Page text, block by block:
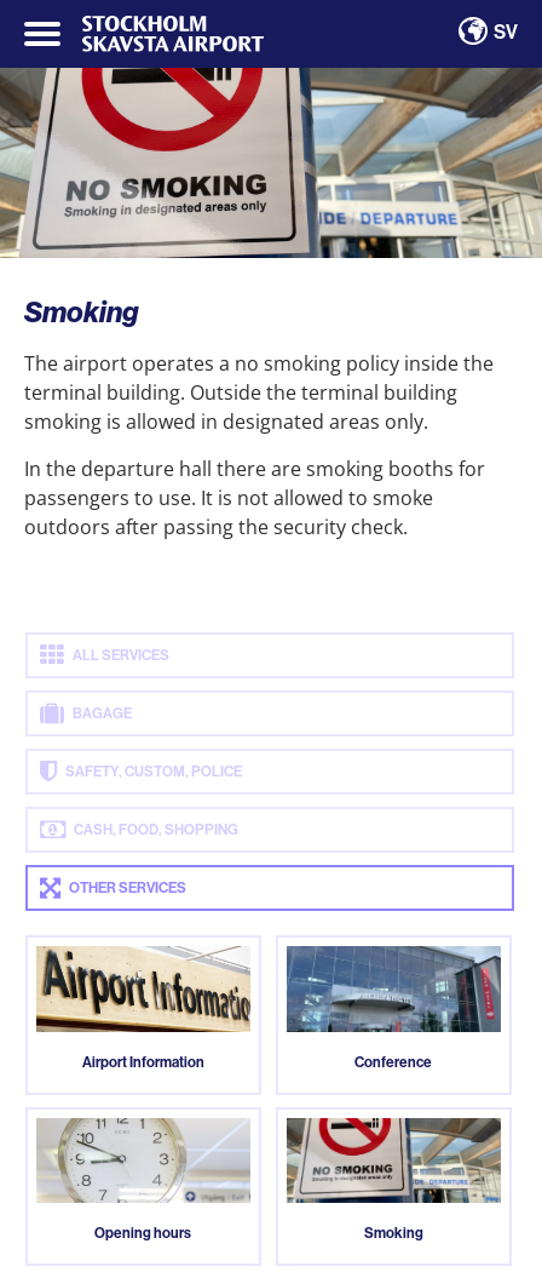
SV
Smoking
The airport operates a no smoking policy inside the
terminal building. Outside the terminal building
smoking is allowed in designated areas only.
In the departure hall there are smoking booths for
passengers to use. It is not allowed to smoke
outdoors after passing the security check.
ALL SERVICES
BAGAGE
SAFETY, CUSTOM, POLICE
CASH, FOOD, SHOPPING
OTHER SERVICES
Airport Information Conference
Opening hours Smoking